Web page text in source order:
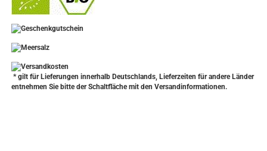
* gilt für Lieferungen innerhalb Deutschlands, Lieferzeiten für andere Länder
entnehmen Sie bitte der Schaltfläche mit den Versandinformationen.